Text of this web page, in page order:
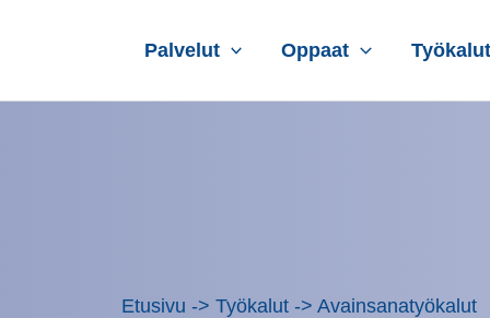
Palvelut Oppaat
Etusivu -> Työkalut -> Avainsanatyökalut